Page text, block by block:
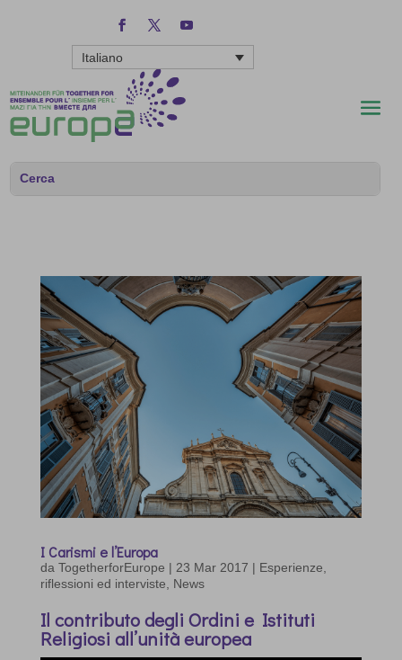
Italiano
I Carismi e l’Europa
da TogetherforEurope | 23 Mar 2017 | Esperienze,
riflessioni ed interviste
News
Il contributo degli Ordini e Istituti
Religiosi all’unità europea